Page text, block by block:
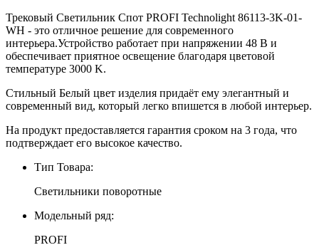
Трековый Светильник Спот PROFI Technolight 86113-3K-01-
WH - это отличное решение для современного
интерьера.Устройство работает при напряжении 48 В и
обеспечивает приятное освещение благодаря цветовой
температуре 3000 K.
Стильный Белый цвет изделия придаёт ему элегантный и
современный вид, который легко впишется в любой интерьер.
На продукт предоставляется гарантия сроком на 3 года, что
подтверждает его высокое качество.
Тип Товара:
Светильники поворотные
Модельный ряд:
PROFI